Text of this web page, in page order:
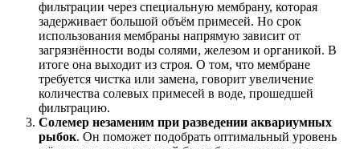
фильтрации через специальную мембрану, которая
задерживает большой объём примесей. Но срок
использования мембраны напрямую зависит от
загрязнённости воды солями, железом и органикой. В
итоге она выходит из строя. О том, что мембране
требуется чистка или замена, говорит увеличение
количества солевых примесей в воде, прошедшей
фильтрацию.
Солемер незаменим при разведении аквариумных
рыбок. Он поможет подобрать оптимальный уровень